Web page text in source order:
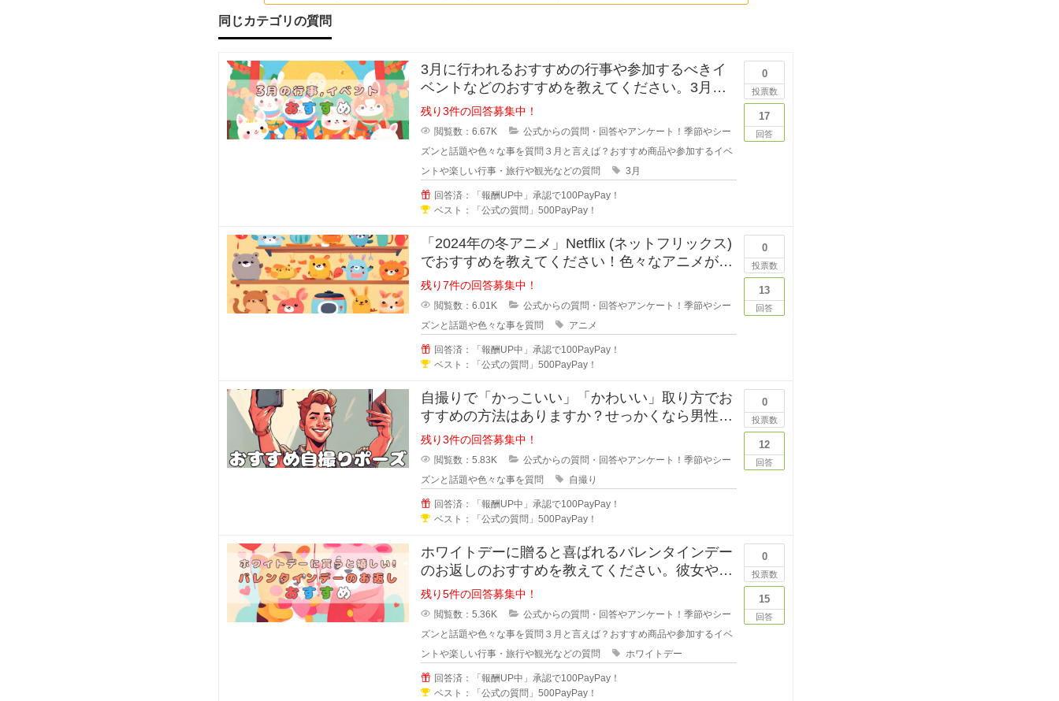
え
て
く
だ
コ
ン
ビ
の
ス
イー
な
同じカテゴリの質問
3月に行われるおすすめの行事や参加するべきイ
ベントなどのおすすめを教えてください。3月に
購入する商品や家族で3月に出かけ
残り3件の回答募集中！
閲覧数：6.67K
公式からの質問・回答やアンケート！季節やシー
ズンと話題や色々な事を質問 ３月と言えば？おすすめ商品や参加するイベ
ントや楽しい行事・旅行や観光などの質問
3月
回答済：「報酬UP中」承認で100PayPay！
ベスト：「公式の質問」500PayPay！
0
投票数
17
回答
「2024年の冬アニメ」Netflix (ネットフリックス)
でおすすめを教えてください！色々なアニメが始
まっていますが
残り7件の回答募集中！
閲覧数：6.01K
公式からの質問・回答やアンケート！季節やシー
ズンと話題や色々な事を質問
アニメ
回答済：「報酬UP中」承認で100PayPay！
ベスト：「公式の質問」500PayPay！
0
投票数
13
回答
自撮りで「かっこいい」「かわいい」取り方でお
すすめの方法はありますか？せっかくなら男性な
らかっこよく写真を写りたいと思い
残り3件の回答募集中！
閲覧数：5.83K
公式からの質問・回答やアンケート！季節やシー
ズンと話題や色々な事を質問
自撮り
回答済：「報酬UP中」承認で100PayPay！
ベスト：「公式の質問」500PayPay！
0
投票数
12
回答
ホワイトデーに贈ると喜ばれるバレンタインデー
のお返しのおすすめを教えてください。彼女や奥
さん、会社の同僚など本命や義理チ
残り5件の回答募集中！
閲覧数：5.36K
公式からの質問・回答やアンケート！季節やシー
ズンと話題や色々な事を質問 ３月と言えば？おすすめ商品や参加するイベ
ントや楽しい行事・旅行や観光などの質問
ホワイトデー
回答済：「報酬UP中」承認で100PayPay！
ベスト：「公式の質問」500PayPay！
0
投票数
15
回答